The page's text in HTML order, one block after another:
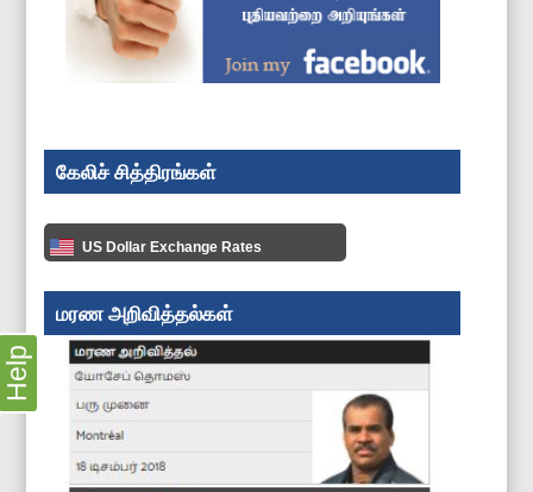
கேலிச் சித்திரங்கள்
US Dollar Exchange Rates
மரண அறிவித்தல்கள்
Help